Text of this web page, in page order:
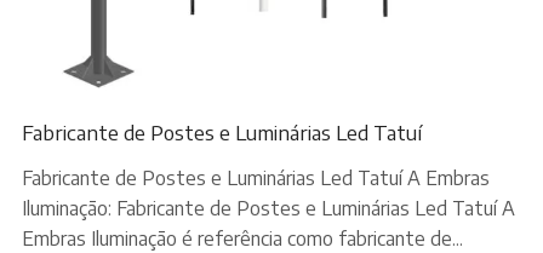
Fabricante de Postes e Luminárias Led Tatuí
Fabricante de Postes e Luminárias Led Tatuí A Embras
Iluminação: Fabricante de Postes e Luminárias Led Tatuí A
Embras Iluminação é referência como fabricante de...